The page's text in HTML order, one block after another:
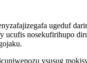
ugeduf
ucufis nosekufirihupo
ysusug